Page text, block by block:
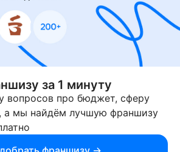
или представителем
не несет ответственность за условия
и действия лиц,
основании информации, имеющейся
через него. За достоверность
несет ответственность
ИП Богомолов Ю. А. ИНН
гиперссылка на businessmens.ru
за 1 минуту
вопросов про бюджет, сферу
а мы найдём лучшую франшизу